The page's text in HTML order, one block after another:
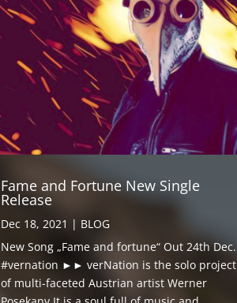
Fame and Fortune New Single
Release
Dec 18, 2021 | BLOG
New Song „Fame and fortune“ Out 24th Dec.
#vernation ►► verNation is the solo project
of multi-faceted Austrian artist Werner